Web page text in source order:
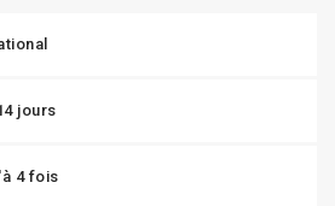
jours
4 fois